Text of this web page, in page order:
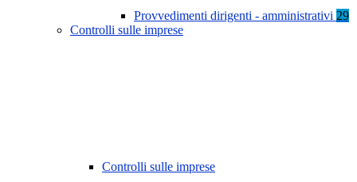
Provvedimenti dirigenti - amministrativi 29
Controlli sulle imprese
Controlli sulle imprese